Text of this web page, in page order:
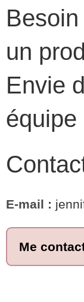
un
Envie
équipe
E-mail :
Me